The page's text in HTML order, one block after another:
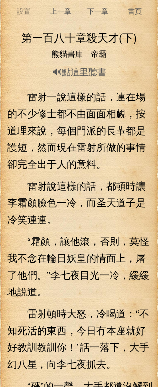
設置 上一章 下一章 書頁
第一百八十章殺天才(下)
熊貓書庫 帝霸
🔊點這里聽書
雷射一說這樣的話，連在場
的不少修士都不由面面相覷，按
道理來說，每個門派的長輩都是
護短，然而現在雷射所做的事情
卻完全出于人的意料。
雷射說這樣的話，都頓時讓
李霜顏臉色一冷，而圣天道子是
冷笑連連。
“霜顏，讓他滾，否則，莫怪
我不念在輪日妖皇的情面上，屠
了他們。”李七夜目光一冷，緩緩
地說道。
雷射頓時大怒，冷喝道：“不
知死活的東西，今日冇本座就好
好教訓教訓你！”話一落下，大手
幻八星，向李七夜抓去。